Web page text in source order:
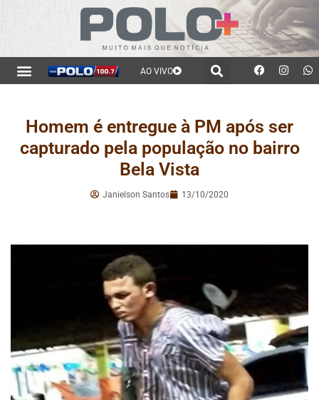
AO VIVO
Homem é entregue à PM após ser
capturado pela população no bairro
Bela Vista
Janielson Santos 13/10/2020